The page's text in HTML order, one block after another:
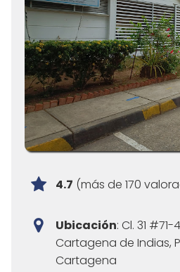
4.7 (más de 170
Ubicación: Cl. 31 #71-
Cartagena de Indias,
Cartagena